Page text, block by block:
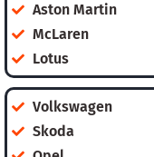
Aston Martin
McLaren
Lotus
Volkswagen
Skoda